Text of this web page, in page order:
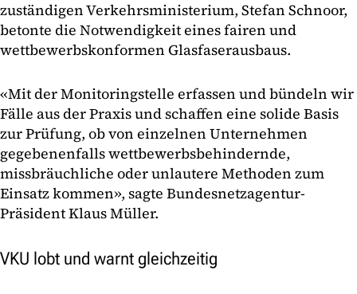
zuständigen Verkehrsministerium, Stefan Schnoor,
betonte die Notwendigkeit eines fairen und
wettbewerbskonformen Glasfaserausbaus.
«Mit der Monitoringstelle erfassen und bündeln wir
Fälle aus der Praxis und schaffen eine solide Basis
zur Prüfung, ob von einzelnen Unternehmen
gegebenenfalls wettbewerbsbehindernde,
missbräuchliche oder unlautere Methoden zum
Einsatz kommen», sagte Bundesnetzagentur-
Präsident Klaus Müller.
VKU lobt und warnt gleichzeitig